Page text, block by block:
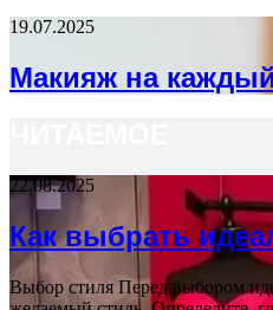
19.07.2025
Макияж на
22.08.2025
Как выбрать
Выбор стиля Перед выбором